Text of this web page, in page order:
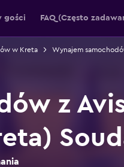
gości FAQ (Często
w Kreta
Wynajem
z